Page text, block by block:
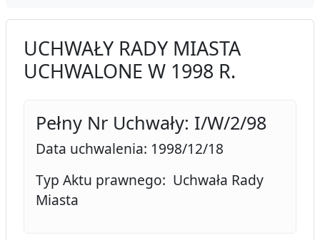
UCHWAŁY RADY MIASTA
UCHWALONE W 1998 R.
Pełny Nr Uchwały: I/W/2/98
Data uchwalenia: 1998/12/18
Typ Aktu prawnego: Uchwała Rady
Miasta